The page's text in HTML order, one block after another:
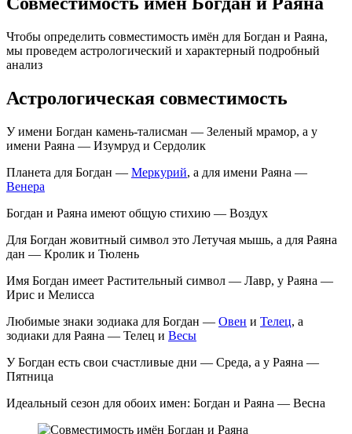
Чтобы определить совместимость имён для Богдан и Раяна,
мы проведем астрологический и характерный подробный
анализ
Астрологическая совместимость
У имени Богдан камень-талисман — Зеленый мрамор, а у
имени Раяна — Изумруд и Сердолик
Планета для Богдан — Меркурий, а для имени Раяна —
Венера
Богдан и Раяна имеют общую стихию — Воздух
Для Богдан жовитный символ это Летучая мышь, а для Раяна
дан — Кролик и Тюлень
Имя Богдан имеет Растительный символ — Лавр, у Раяна —
Ирис и Мелисса
Любимые знаки зодиака для Богдан — Овен и Телец, а
зодиаки для Раяна — Телец и Весы
У Богдан есть свои счастливые дни — Среда, а у Раяна —
Пятница
Идеальный сезон для обоих имен: Богдан и Раяна — Весна